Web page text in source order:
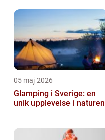
05 maj 2026
Glamping i Sverige: en
unik upplevelse i naturen